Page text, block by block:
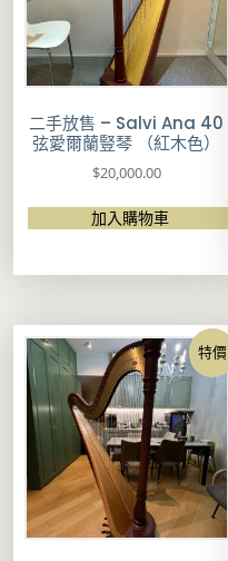
二手放售 – Salvi Ana 40
弦愛爾蘭豎琴 （紅木色）
$20,000.00
加入購物車
特價